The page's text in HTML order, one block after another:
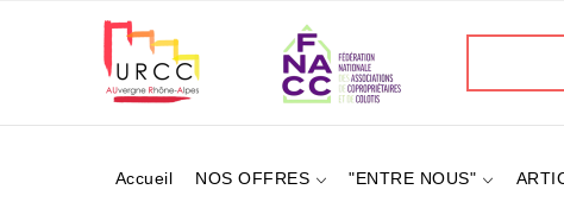
Accueil NOS OFFRES "ENTRE NOUS"